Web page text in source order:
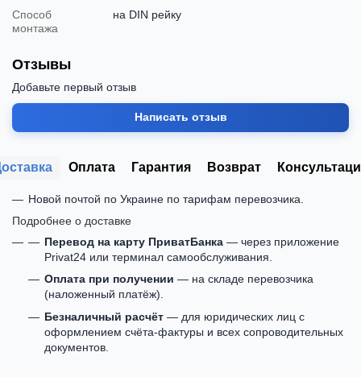
Способ
монтажа
на DIN рейку
Отзывы
Добавьте первый отзыв
Написать отзыв
Оплата Гарантия Возврат
Новой почтой по Украине по тарифам перевозчика.
Подробнее о доставке
Перевод на карту ПриватБанка — через приложение
Privat24 или терминал самообслуживания.
Оплата при получении — на складе перевозчика
(наложенный платёж).
Безналичный расчёт — для юридических лиц с
оформлением счёта-фактуры и всех сопроводительных
документов.